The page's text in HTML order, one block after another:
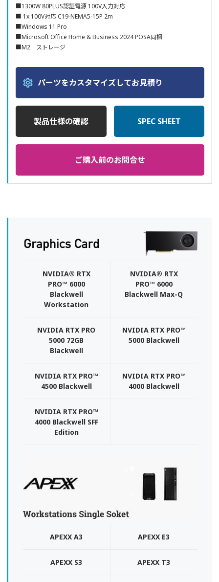
■1300W 80PLUS認証電源 100V入力対応
■ 1x 100V対応 C19-NEMA5-15P 2m
■Windows 11 Pro
■Microsoft Office Home & Business 2024 POSA同梱
■M2 ストレージ
settings パーツをカスタマイズしてお見積り
製品仕様の確認 SPEC SHEET
ご購入前のお問合せ
NVIDIA® RTX
PRO™ 6000
Blackwell
Workstation
NVIDIA® RTX
PRO™ 6000
Blackwell Max-Q
NVIDIA RTX PRO
5000 72GB
Blackwell
NVIDIA RTX PRO™
5000 Blackwell
NVIDIA RTX PRO™
4500 Blackwell
NVIDIA RTX PRO™
4000 Blackwell
NVIDIA RTX PRO™
4000 Blackwell SFF
Edition
APEXX A3 APEXX E3
APEXX S3 APEXX T3